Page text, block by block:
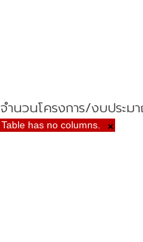
จำนวนโครงการ/งบประม
Table has no columns. ×